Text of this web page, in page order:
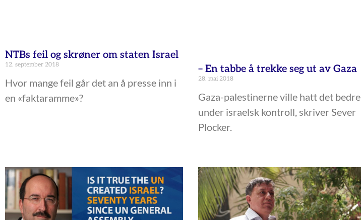
NTBs feil og skrøner om staten Israel
12. september 2018
Hvor mange feil går det an å presse inn i
en «faktaramme»?
– En tabbe å trekke seg ut av Gaza
28. mai 2018
Gaza-palestinerne ville hatt det bedre
under israelsk kontroll, skriver Sever
Plocker.